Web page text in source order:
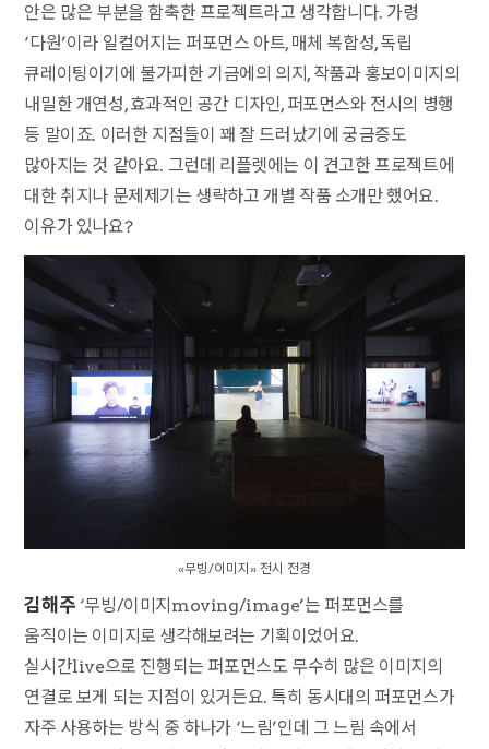
안은 많은 부분을 함축한 프로젝트라고 생각합니다. 가령
‘다원’이라 일컬어지는 퍼포먼스 아트, 매체 복합성, 독립
큐레이팅이기에 불가피한 기금에의 의지, 작품과 홍보이미지의
내밀한 개연성, 효과적인 공간 디자인, 퍼포먼스와 전시의 병행
등 말이죠. 이러한 지점들이 꽤 잘 드러났기에 궁금증도
많아지는 것 같아요. 그런데 리플렛에는 이 견고한 프로젝트에
대한 취지나 문제제기는 생략하고 개별 작품 소개만 했어요.
이유가 있나요?
«무빙/이미지» 전시 전경
김해주 ‘무빙/이미지moving/image’는 퍼포먼스를
움직이는 이미지로 생각해보려는 기획이었어요.
실시간live으로 진행되는 퍼포먼스도 무수히 많은 이미지의
연결로 보게 되는 지점이 있거든요. 특히 동시대의 퍼포먼스가
자주 사용하는 방식 중 하나가 ‘느림’인데 그 느림 속에서